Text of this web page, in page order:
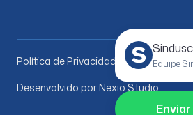
Equipe
Política de Privacidade
Desenvolvido por Nexio Studio